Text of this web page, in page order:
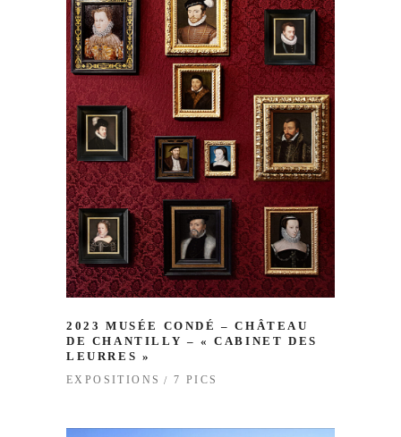
2023 MUSÉE CONDÉ – CHÂTEAU
DE CHANTILLY – « CABINET DES
LEURRES »
EXPOSITIONS 7 PICS